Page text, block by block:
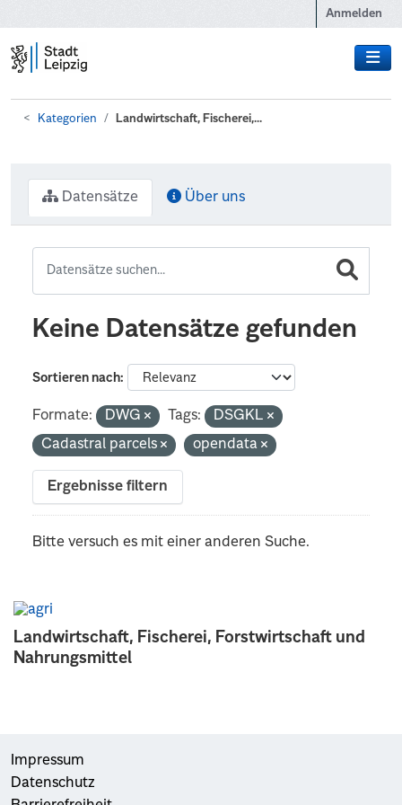
Anmelden
Kategorien Landwirtschaft, Fischerei,...
Landwirtschaft, Fischerei, Forstwirtschaft und
Nahrungsmittel
Datensätze Über uns
Keine Datensätze gefunden
Sortieren nach
Formate: DWG Tags:
DSGKL
Cadastral parcels
opendata
Ergebnisse filtern
Bitte versuch es mit einer anderen Suche.
Impressum
Datenschutz